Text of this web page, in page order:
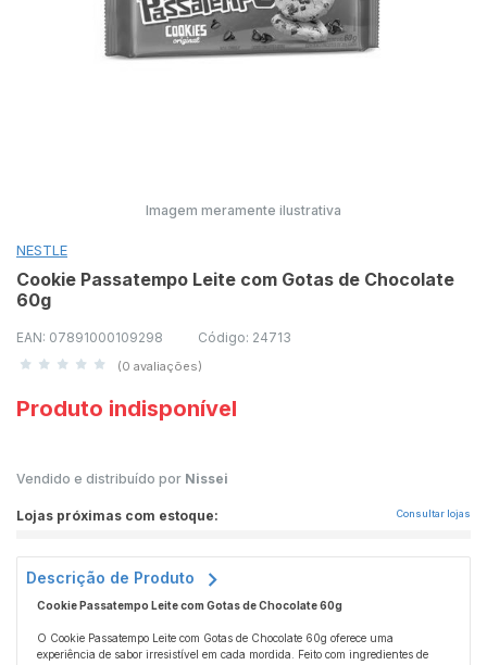
Imagem meramente ilustrativa
NESTLE
Cookie Passatempo Leite com Gotas de Chocolate
60g
EAN: 07891000109298 Código: 24713
(0 avaliações)
Produto indisponível
Vendido e distribuído por Nissei
Lojas próximas com estoque: Consultar lojas
Descrição de Produto
Cookie Passatempo Leite com Gotas de Chocolate 60g
O Cookie Passatempo Leite com Gotas de Chocolate 60g oferece uma
experiência de sabor irresistível em cada mordida. Feito com ingredientes de